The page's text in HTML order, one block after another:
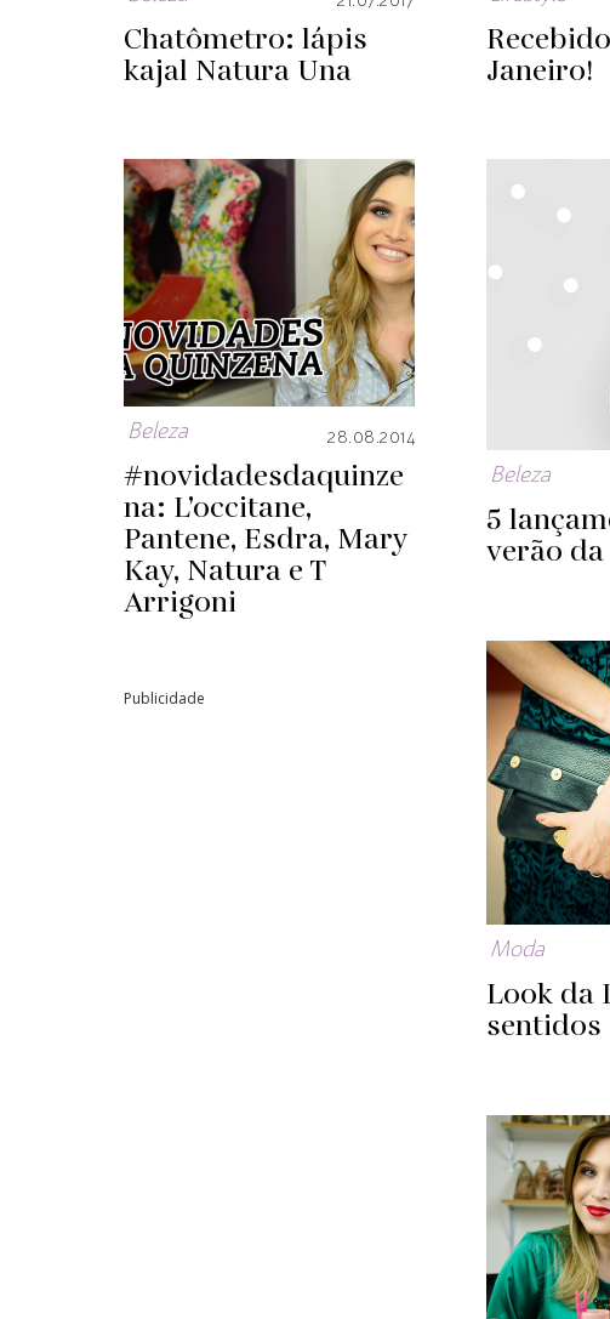
Chatômetro: lápis
kajal Natura Una Janeiro!
Beleza 28.08.2014
#novidadesdaquinze
na: L’occitane,
Pantene, Esdra, Mary
Kay, Natura e T
Arrigoni
Beleza
5
verão
Moda
Look da
sentidos
Publicidade